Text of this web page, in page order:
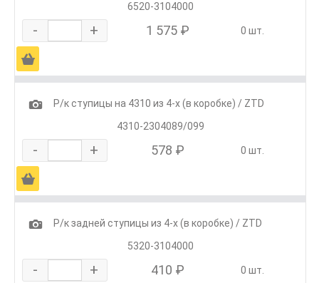
6520-3104000
- + 1 575 ₽ 0 шт.
Ä
1
Р/к ступицы на 4310 из 4-х (в коробке) / ZTD
4310-2304089/099
- + 578 ₽ 0 шт.
Ä
1
Р/к задней ступицы из 4-х (в коробке) / ZTD
5320-3104000
- + 410 ₽ 0 шт.